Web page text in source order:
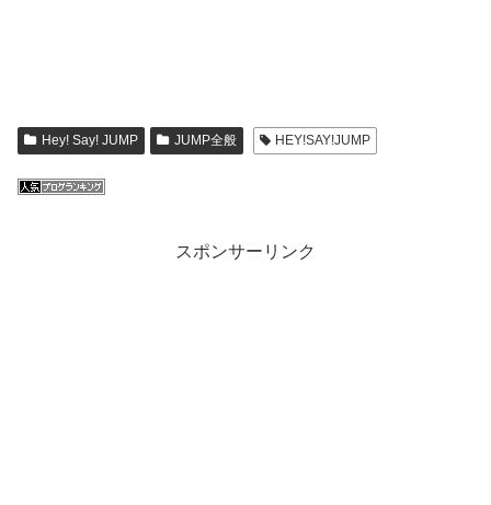
Hey! Say! JUMP JUMP全般 HEY!SAY!JUMP
スポンサーリンク